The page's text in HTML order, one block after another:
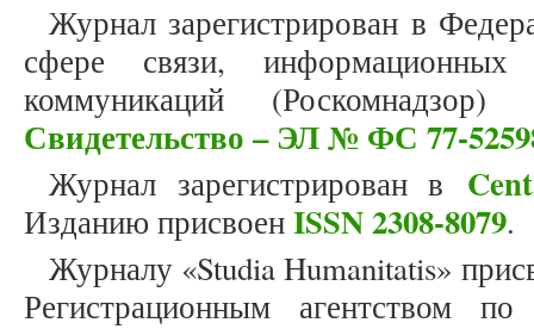
Журнал зарегистрирован в
сфере связи,
коммуникаций
Свидетельство – ЭЛ № ФС 77-
Журнал зарегистрирован в
Изданию присвоенISSN 2308-8079.
Журналу «Studia Humanitatis»
Регистрационным агентством